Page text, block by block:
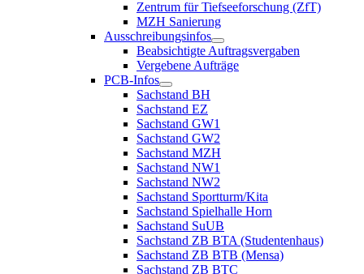
Zentrum für Tiefseeforschung (ZfT)
MZH Sanierung
Ausschreibungsinfos
Beabsichtigte Auftragsvergaben
Vergebene Aufträge
PCB-Infos
Sachstand BH
Sachstand EZ
Sachstand GW1
Sachstand GW2
Sachstand MZH
Sachstand NW1
Sachstand NW2
Sachstand Sportturm/Kita
Sachstand Spielhalle Horn
Sachstand SuUB
Sachstand ZB BTA (Studentenhaus)
Sachstand ZB BTB (Mensa)
Sachstand ZB BTC